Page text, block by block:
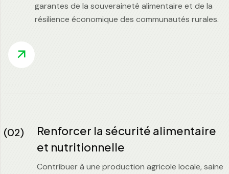
garantes de la souveraineté alimentaire et de la
résilience économique des communautés rurales.
(02)
Renforcer la sécurité alimentaire
et nutritionnelle
Contribuer à une production agricole locale, saine